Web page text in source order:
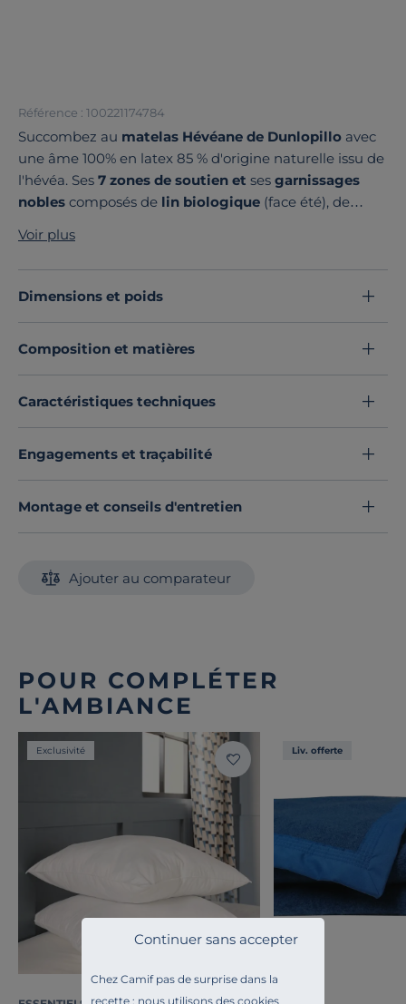
Chez Camif pas de surprise dans la
recette : nous utilisons des cookies
Continuer sans accepter
Référence : 100221174784
Succombez au matelas Hévéane de Dunlopillo avec
une âme 100% en latex 85 % d'origine naturelle issu de
l'hévéa. Ses 7 zones de soutien et ses garnissages
nobles composés de lin biologique (face été), de
un confort progressif et ergonomique. Avec son
soutien ferme et son accueil moelleux, il apporte la
réponse idéale aux exigences du dormeur. Ce produit
Matelas toutes dimensions
Voir plus
Dimensions et poids
Composition et matières
Caractéristiques techniques
Engagements et traçabilité
Montage et conseils d'entretien
Ajouter au comparateur
POUR COMPLÉTER
L'AMBIANCE
Exclusivité Liv. offerte